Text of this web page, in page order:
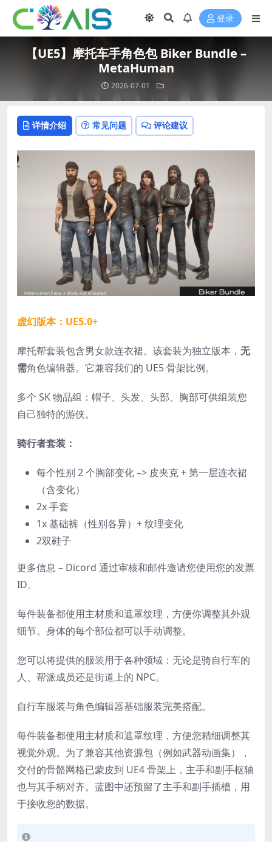
登录
【UE5】摩托车手角色包 Biker Bundle –
MetaHuman
2026-07-01
详情介绍 常见问题 评论建议
虚幻版本：UE5.0+
摩托帮套装包含男女款连衣裙。该套装为独立版本， 无
需角色编辑器。它兼容我们的 UE5 骨架比例。
多个 SK 物品组：帽子、头发、头部、胸部可供组装您
自己独特的游侠。
骑行者套装：
每个性别 2 个胸部变化 –> 皮夹克 + 第一层连衣裙
（含变化）
2x 手套
1x 基础裤（性别各异）+ 纹理变化
2双鞋子
更多信息 – Dicord 通过审核和邮件邀请您使用您的发票
ID。
每件装备都使用主材质和遮罩纹理，方便你调整其外观
细节。身体的每个部位都可以手动调整。
您可以将提供的服装用于各种领域：无论是骑自行车的
人、帮派成员还是街道上的 NPC。
自行车服装与角色编辑器基础服装完美搭配。
每件装备都使用主材质和遮罩纹理，方便您精细调整其
视觉外观。为了兼容其他资源包（例如武器动画集），
交付的骨骼网格已蒙皮到 UE4 骨架上，主手和副手枢轴
也与其手柄对齐。蓝图中还预留了主手和副手插槽，用
于接收您的数据。